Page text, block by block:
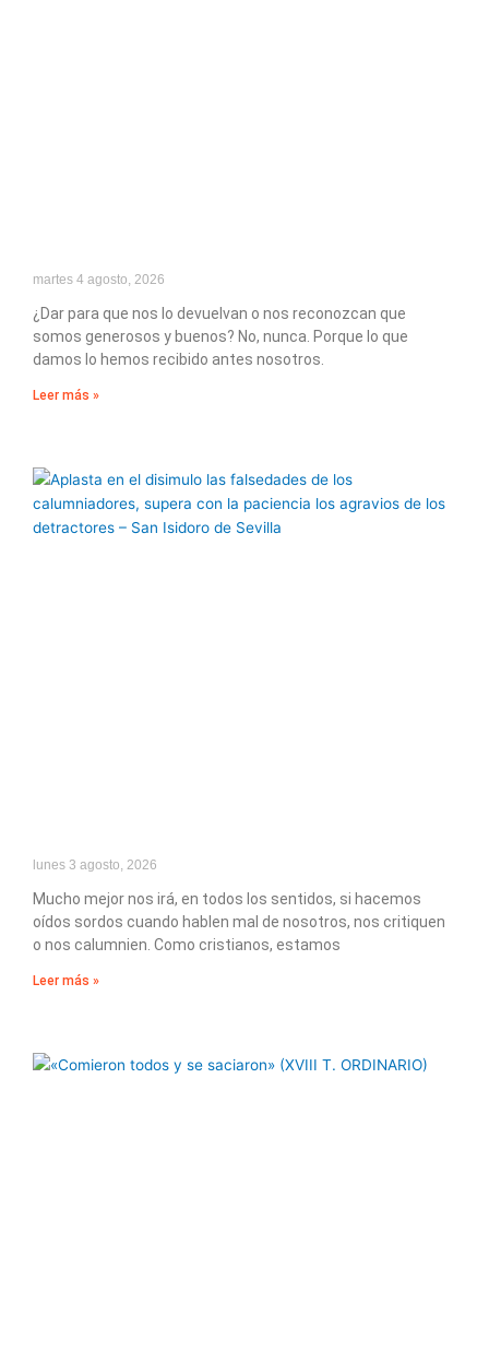
martes 4 agosto, 2026
¿Dar para que nos lo devuelvan o nos reconozcan que
somos generosos y buenos? No, nunca. Porque lo que
damos lo hemos recibido antes nosotros.
Leer más »
lunes 3 agosto, 2026
Mucho mejor nos irá, en todos los sentidos, si hacemos
oídos sordos cuando hablen mal de nosotros, nos critiquen
o nos calumnien. Como cristianos, estamos
Leer más »